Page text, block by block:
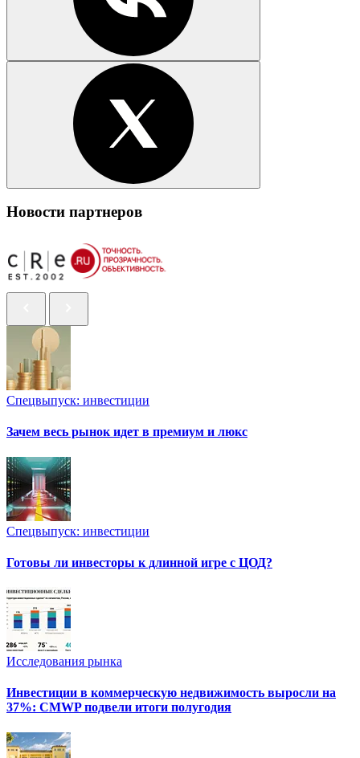
Новости партнеров
Спецвыпуск: инвестиции
Зачем весь рынок идет в премиум и люкс
Спецвыпуск: инвестиции
Готовы ли инвесторы к длинной игре с ЦОД?
Исследования рынка
Инвестиции в коммерческую недвижимость выросли на
37%: CMWP подвели итоги полугодия